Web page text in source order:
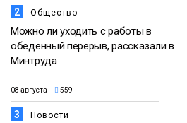
2 Общество
Можно ли уходить с работы в
обеденный перерыв, рассказали в
Минтруда
08 августа 559
3 Новости